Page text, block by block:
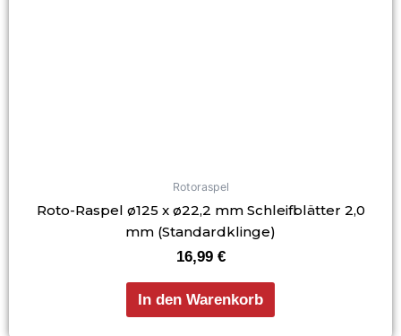
Rotoraspel
Roto-Raspel ø125 x ø22,2 mm Schleifblätter 2,0
mm (Standardklinge)
16,99 €
In den Warenkorb